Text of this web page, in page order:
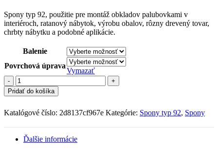
Spony typ 92, použitie pre montáž obkladov palubovkami v
interiéroch, ratanový nábytok, výrobu obalov, rôzny drevený tovar,
chrbty nábytku a podobné aplikácie.
Balenie
Povrchová úprava
Vymazať
množstvo
Spony
typ
mm
Pridať do košíka
Katalógové číslo: 2d8137cf967e Kategórie: Spony typ 92, Spony
Ďalšie informácie